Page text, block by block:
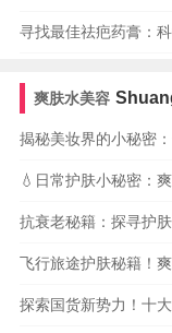
寻找最佳祛疤药膏：
爽肤水美容
揭秘美妆界的小秘密
💧日常护肤小秘密：
抗衰老秘籍：探寻护
飞行旅途护肤秘籍！
探索国货新势力！十